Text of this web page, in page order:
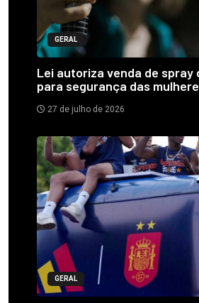
GERAL
Lei autoriza venda de spray
para segurança das
27 de julho de 2026
GERAL